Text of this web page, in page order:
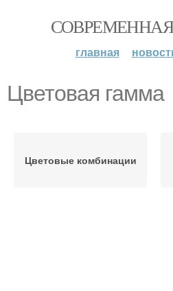
главная
Цветовая гамма
Цветовые комбинации